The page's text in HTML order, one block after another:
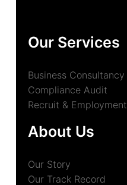
Our Services
Business Consultancy
Compliance Audit
Recruit & Employment
About Us
Our Story
Our Track Record